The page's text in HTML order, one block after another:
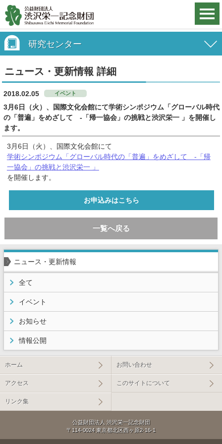
研究センター
ニュース・更新情報 詳細
2018.02.05 イベント
3月6日（火）、国際文化会館にて学術シンポジウム「グローバル時代
の「普遍」をめざして -「帰一協会」の挑戦と渋沢栄一 」を開催し
ます。
3月6日（火）、国際文化会館にて
学術シンポジウム「グローバル時代の「普遍」をめざして -「帰
一協会」の挑戦と渋沢栄一 」
を開催します。
お申込みはこちら
一覧へ戻る
ニュース・更新情報
全て
イベント
お知らせ
情報公開
ホーム お問い合わせ
アクセス このサイトについて
リンク集
公益財団法人 渋沢栄一記念財団
〒114-0024 東京都北区西ヶ原2-16-1